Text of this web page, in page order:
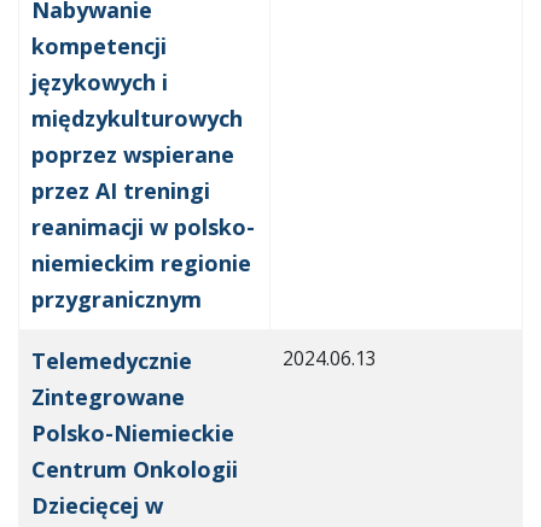
Nabywanie
kompetencji
językowych i
międzykulturowych
poprzez wspierane
przez AI treningi
reanimacji w polsko-
niemieckim regionie
przygranicznym
Telemedycznie
Zintegrowane
Polsko-Niemieckie
Centrum Onkologii
Dziecięcej w
2024.06.13